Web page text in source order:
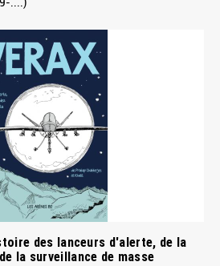
des lanceurs d'alerte, de la
la surveillance de masse